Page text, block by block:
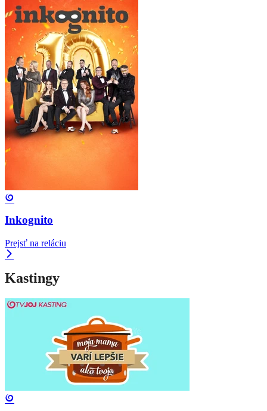
Inkognito
Prejsť na reláciu
Kastingy